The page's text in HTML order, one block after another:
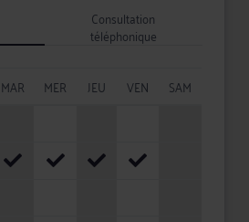
Consultation
téléphonique
MAR MER JEU VEN
SAM